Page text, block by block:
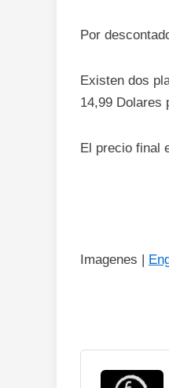
Por
Existen dos
14,99 Dolares
El precio final
Imagenes |